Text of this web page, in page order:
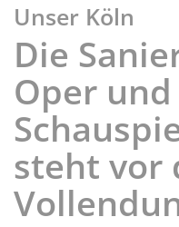
Unser Köln
Die
Oper und
steht vor